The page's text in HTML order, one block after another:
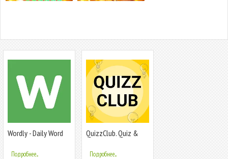
Wordly - Daily Word
Подробнее...
QuizzClub. Quiz &
Подробнее...